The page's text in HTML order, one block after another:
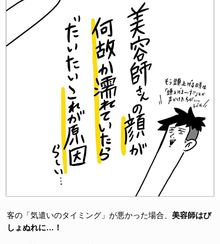
客の「気遣いのタイミング」が悪かった場合、 美容師はび
しょぬれに…！